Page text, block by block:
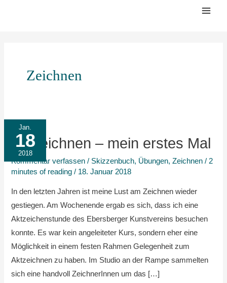
Zeichnen
Jan.
18
2018
Aktzeichnen – mein erstes Mal
Kommentar verfassen / Skizzenbuch, Übungen,Zeichnen / 2
minutes of reading / 18. Januar 2018
In den letzten Jahren ist meine Lust am Zeichnen wieder
gestiegen. Am Wochenende ergab es sich, dass ich eine
Aktzeichenstunde des Ebersberger Kunstvereins besuchen
konnte. Es war kein angeleiteter Kurs, sondern eher eine
Möglichkeit in einem festen Rahmen Gelegenheit zum
Aktzeichnen zu haben. Im Studio an der Rampe sammelten
sich eine handvoll ZeichnerInnen um das […]
Aktzeichnen
mein